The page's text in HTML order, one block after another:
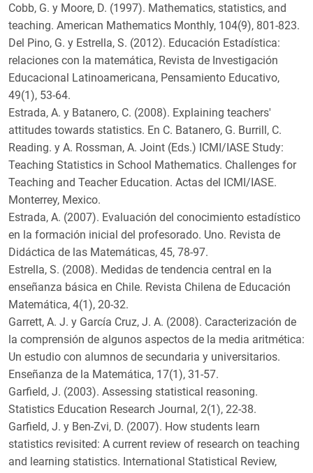
Cobb, G. y Moore, D. (1997). Mathematics, statistics, and
teaching. American Mathematics Monthly, 104(9), 801-823.
Del Pino, G. y Estrella, S. (2012). Educación Estadística:
relaciones con la matemática, Revista de Investigación
Educacional Latinoamericana, Pensamiento Educativo,
49(1), 53-64.
Estrada, A. y Batanero, C. (2008). Explaining teachers'
attitudes towards statistics. En C. Batanero, G. Burrill, C.
Reading. y A. Rossman, A. Joint (Eds.) ICMI/IASE Study:
Teaching Statistics in School Mathematics. Challenges for
Teaching and Teacher Education. Actas del ICMI/IASE.
Monterrey, Mexico.
Estrada, A. (2007). Evaluación del conocimiento estadístico
en la formación inicial del profesorado. Uno. Revista de
Didáctica de las Matemáticas, 45, 78-97.
Estrella, S. (2008). Medidas de tendencia central en la
enseñanza básica en Chile. Revista Chilena de Educación
Matemática, 4(1), 20-32.
Garrett, A. J. y García Cruz, J. A. (2008). Caracterización de
la comprensión de algunos aspectos de la media aritmética:
Un estudio con alumnos de secundaria y universitarios.
Enseñanza de la Matemática, 17(1), 31-57.
Garfield, J. (2003). Assessing statistical reasoning.
Statistics Education Research Journal, 2(1), 22-38.
Garfield, J. y Ben-Zvi, D. (2007). How students learn
statistics revisited: A current review of research on teaching
and learning statistics. International Statistical Review,